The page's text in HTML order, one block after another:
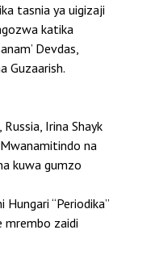
tasnia ya uigizaji
katika
Devdas,
Guzaarish.
Irina Shayk
na
kuwa gumzo
“Periodika”
mrembo zaidi